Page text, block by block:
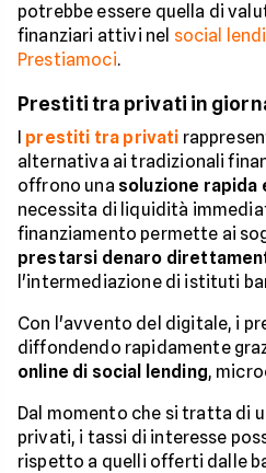
potrebbe essere quella di
finanziari attivi nel social
Prestiamoci.
Prestiti tra privati in
I prestiti tra privati
alternativa ai tradizionali
offrono una soluzione rapida
necessita di liquidità
finanziamento permette ai
prestarsi denaro
l'intermediazione di istituti
Con l'avvento del digitale, i
diffondendo rapidamente
online di social lending,
Dal momento che si tratta di
privati, i tassi di interesse
rispetto a quelli offerti dalle